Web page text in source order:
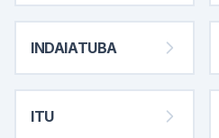
INDAIATUBA
ITU